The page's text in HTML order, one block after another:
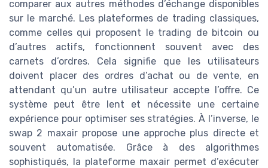
comparer aux autres méthodes d’échange disponibles
sur le marché. Les plateformes de trading classiques,
comme celles qui proposent le trading de bitcoin ou
d’autres actifs, fonctionnent souvent avec des
carnets d’ordres. Cela signifie que les utilisateurs
doivent placer des ordres d’achat ou de vente, en
attendant qu’un autre utilisateur accepte l’offre. Ce
système peut être lent et nécessite une certaine
expérience pour optimiser ses stratégies. À l’inverse, le
swap 2 maxair propose une approche plus directe et
souvent automatisée. Grâce à des algorithmes
sophistiqués, la plateforme maxair permet d’exécuter